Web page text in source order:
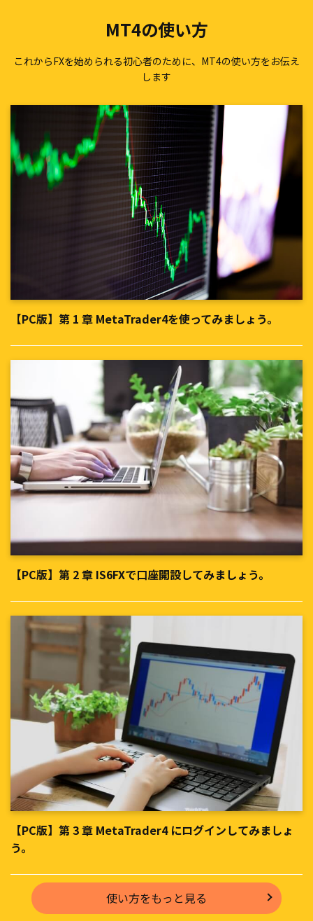
MT4の使い方
これからFXを始められる初心者のために、MT4の使い方をお伝え
します
【PC版】第 1 章 MetaTrader4を使ってみましょう。
【PC版】第 2 章 IS6FXで口座開設してみましょう。
【PC版】第 3 章 MetaTrader4 にログインしてみましょ
う。
使い方をもっと見る